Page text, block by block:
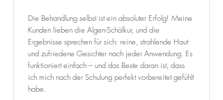
Die Behandlung selbst ist ein absoluter Erfolg! Meine
Kunden lieben die Algen-Schälkur, und die
Ergebnisse sprechen für sich: reine, strahlende Haut
und zufriedene Gesichter nach jeder Anwendung. Es
funktioniert einfach – und das Beste daran ist, dass
ich mich nach der Schulung perfekt vorbereitet gefühlt
habe.